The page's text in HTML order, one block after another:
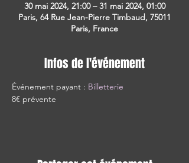
30 mai 2024, 21:00 – 31 mai 2024, 01:00
Paris, 64 Rue Jean-Pierre Timbaud, 75011
Paris, France
Infos de l'événement
Événement payant : Billetterie
8€ prévente